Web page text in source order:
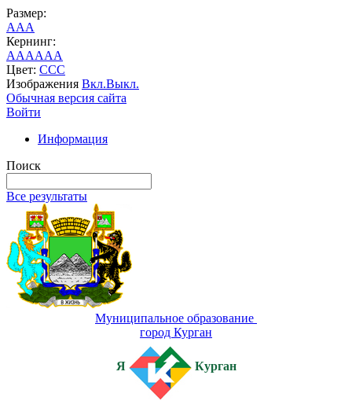
Размер:
AAA
Кернинг:
AAAAAA
Цвет: CCC
Изображения Вкл.Выкл.
Обычная версия сайта
Войти
Информация
Поиск
Все результаты
Муниципальное образование
город Курган
Я Курган